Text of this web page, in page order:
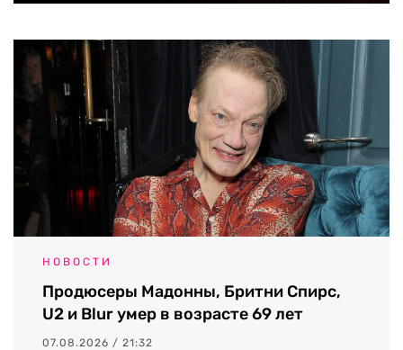
НОВОСТИ
Продюсеры Мадонны, Бритни Спирс,
U2 и Blur умер в возрасте 69 лет
07.08.2026 / 21:32